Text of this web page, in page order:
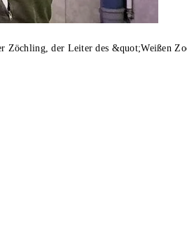
Zöchling, der Leiter des &quot;Weißen